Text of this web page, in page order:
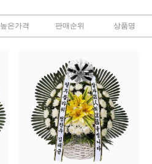
높은가격 판매순위 상품명